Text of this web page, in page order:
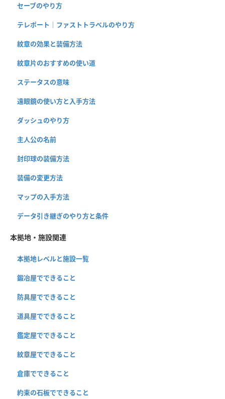
セーブのやり方
テレポート｜ファストトラベルのやり方
紋章の効果と装備方法
紋章片のおすすめの使い道
ステータスの意味
遠眼鏡の使い方と入手方法
ダッシュのやり方
主人公の名前
封印球の装備方法
装備の変更方法
マップの入手方法
データ引き継ぎのやり方と条件
本拠地・施設関連
本拠地レベルと施設一覧
鍛冶屋でできること
防具屋でできること
道具屋でできること
鑑定屋でできること
紋章屋でできること
倉庫でできること
約束の石板でできること